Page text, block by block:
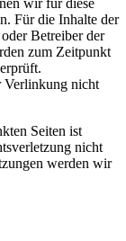
wir für diese
Für die Inhalte der
Betreiber der
zum Zeitpunkt
Verlinkung nicht
Seiten ist
nicht
werden wir